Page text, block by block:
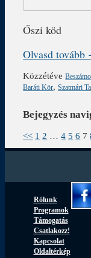
Őszi köd
Olvasd
Közzétéve
Baráti Kör,Szatmári
Bejegyzés
<< 1 2 … 4 5 6 7
Rólunk
Programok
Támogatás
Csatlakozz!
Kapcsolat
Oldaltérkép